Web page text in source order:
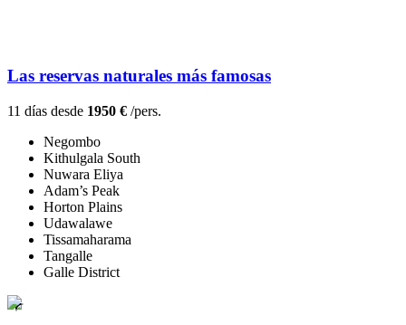
Las reservas naturales más famosas
11 días desde 1950 € /pers.
Negombo
Kithulgala South
Nuwara Eliya
Adam’s Peak
Horton Plains
Udawalawe
Tissamaharama
Tangalle
Galle District